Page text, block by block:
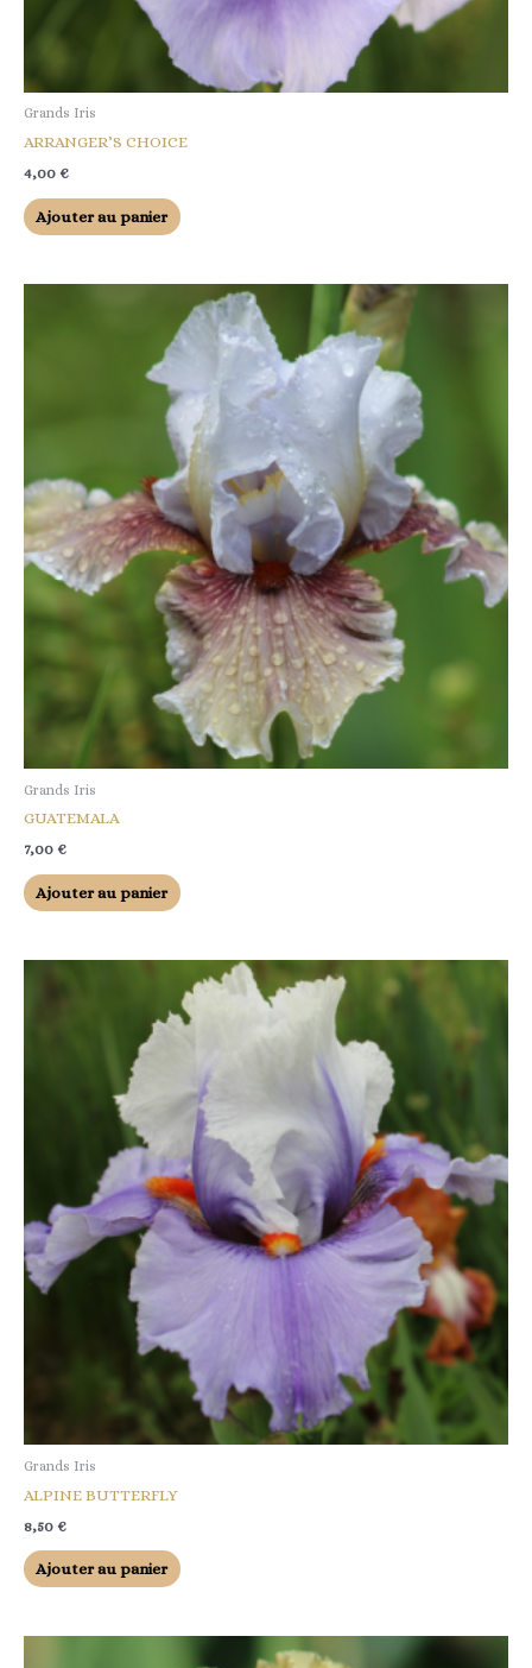
Grands Iris
ARRANGER’S CHOICE
4,00 €
Ajouter au panier
Grands Iris
GUATEMALA
7,00 €
Ajouter au panier
Grands Iris
ALPINE BUTTERFLY
8,50 €
Ajouter au panier